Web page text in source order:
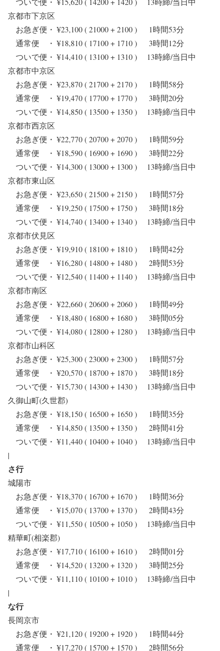
京都市下京区
お急ぎ便・ ¥23,100 ( 21000 + 2100 ) 1時間53分
通常便 ・ ¥18,810 ( 17100 + 1710 ) 3時間12分
ついで便・ ¥14,410 ( 13100 + 1310 ) 13時締/当日中
京都市中京区
お急ぎ便・ ¥23,870 ( 21700 + 2170 ) 1時間58分
通常便 ・ ¥19,470 ( 17700 + 1770 ) 3時間20分
ついで便・ ¥14,850 ( 13500 + 1350 ) 13時締/当日中
京都市西京区
お急ぎ便・ ¥22,770 ( 20700 + 2070 ) 1時間59分
通常便 ・ ¥18,590 ( 16900 + 1690 ) 3時間22分
ついで便・ ¥14,300 ( 13000 + 1300 ) 13時締/当日中
京都市東山区
お急ぎ便・ ¥23,650 ( 21500 + 2150 ) 1時間57分
通常便 ・ ¥19,250 ( 17500 + 1750 ) 3時間18分
ついで便・ ¥14,740 ( 13400 + 1340 ) 13時締/当日中
京都市伏見区
お急ぎ便・ ¥19,910 ( 18100 + 1810 ) 1時間42分
通常便 ・ ¥16,280 ( 14800 + 1480 ) 2時間53分
ついで便・ ¥12,540 ( 11400 + 1140 ) 13時締/当日中
京都市南区
お急ぎ便・ ¥22,660 ( 20600 + 2060 ) 1時間49分
通常便 ・ ¥18,480 ( 16800 + 1680 ) 3時間05分
ついで便・ ¥14,080 ( 12800 + 1280 ) 13時締/当日中
京都市山科区
お急ぎ便・ ¥25,300 ( 23000 + 2300 ) 1時間57分
通常便 ・ ¥20,570 ( 18700 + 1870 ) 3時間18分
ついで便・ ¥15,730 ( 14300 + 1430 ) 13時締/当日中
久御山町(久世郡)
お急ぎ便・ ¥18,150 ( 16500 + 1650 ) 1時間35分
通常便 ・ ¥14,850 ( 13500 + 1350 ) 2時間41分
ついで便・ ¥11,440 ( 10400 + 1040 ) 13時締/当日中
|
さ行
城陽市
お急ぎ便・ ¥18,370 ( 16700 + 1670 ) 1時間36分
通常便 ・ ¥15,070 ( 13700 + 1370 ) 2時間43分
ついで便・ ¥11,550 ( 10500 + 1050 ) 13時締/当日中
精華町(相楽郡)
お急ぎ便・ ¥17,710 ( 16100 + 1610 ) 2時間01分
通常便 ・ ¥14,520 ( 13200 + 1320 ) 3時間25分
ついで便・ ¥11,110 ( 10100 + 1010 ) 13時締/当日中
|
な行
長岡京市
お急ぎ便・ ¥21,120 ( 19200 + 1920 ) 1時間44分
通常便 ・ ¥17,270 ( 15700 + 1570 ) 2時間56分